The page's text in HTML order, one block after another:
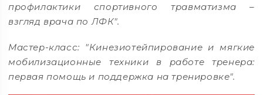
профилактики спортивного травматизма –
взгляд врача по ЛФК".
Мастер-класс: "Кинезиотейпирование и мягкие
мобилизационные техники в работе тренера:
первая помощь и поддержка на тренировке".